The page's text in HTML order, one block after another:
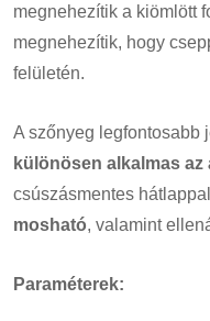
megnehezítik a kiömlött
megnehezítik, hogy
felületén.
A szőnyeg legfontosabb
különösen alkalmas
csúszásmentes
mosható, valamint
Paraméterek: